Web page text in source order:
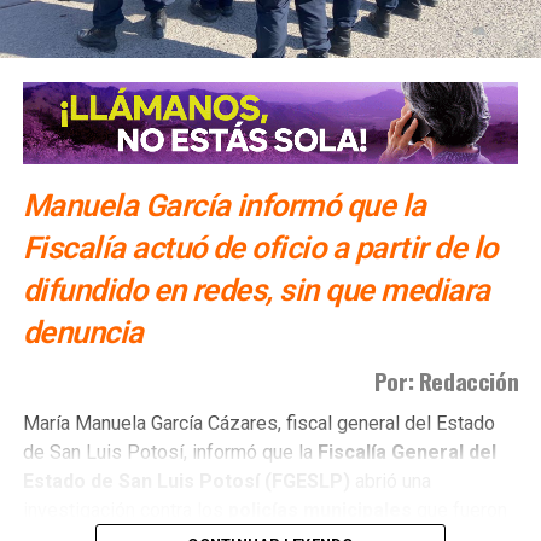
Manuela García informó que la
Fiscalía actuó de oficio a partir de lo
difundido en redes, sin que mediara
denuncia
Por: Redacción
María Manuela García Cázares, fiscal general del Estado
de San Luis Potosí, informó que la Fiscalía General del